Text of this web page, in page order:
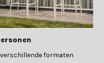
verschillende formaten